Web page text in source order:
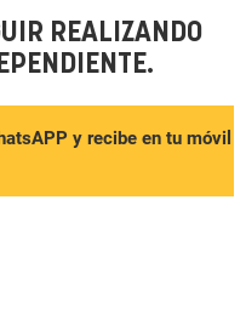
REALIZANDO
y recibe en tu móvil